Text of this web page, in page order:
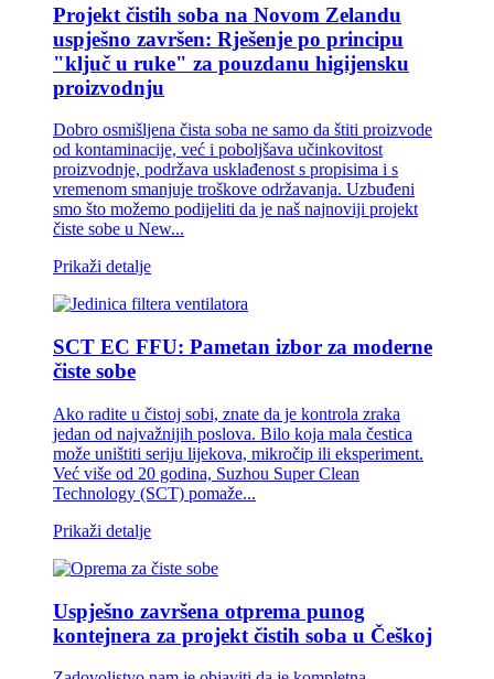
Projekt čistih soba na Novom Zelandu
uspješno završen: Rješenje po principu
"ključ u ruke" za pouzdanu higijensku
proizvodnju
Dobro osmišljena čista soba ne samo da štiti proizvode
od kontaminacije, već i poboljšava učinkovitost
proizvodnje, podržava usklađenost s propisima i s
vremenom smanjuje troškove održavanja. Uzbuđeni
smo što možemo podijeliti da je naš najnoviji projekt
čiste sobe u New...
Prikaži detalje
SCT EC FFU: Pametan izbor za moderne
čiste sobe
Ako radite u čistoj sobi, znate da je kontrola zraka
jedan od najvažnijih poslova. Bilo koja mala čestica
može uništiti seriju lijekova, mikročip ili eksperiment.
Već više od 20 godina, Suzhou Super Clean
Technology (SCT) pomaže...
Prikaži detalje
Uspješno završena otprema punog
kontejnera za projekt čistih soba u Češkoj